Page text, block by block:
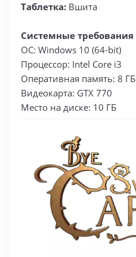
Таблетка: Вшита
Системные требования
ОС: Windows 10 (64-bit)
Процессор: Intel Core i3
Оперативная память: 8 ГБ
Видеокарта: GTX 770
Место на диске: 10 ГБ